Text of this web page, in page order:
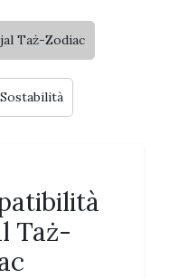
Taż-Zodiac
Taż-